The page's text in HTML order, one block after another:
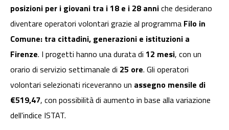
posizioni per i giovani tra i 18 e i 28 anniche desiderano
diventare operatori volontari grazie al programma Filo in
Comune: tra cittadini, generazioni e istituzioni a
Firenze. I progetti hanno una durata di 12 mesi, con un
orario di servizio settimanale di 25 ore. Gli operatori
volontari selezionati riceveranno un assegno mensile di
€519,47, con possibilità di aumento in base alla variazione
dell'indice ISTAT.